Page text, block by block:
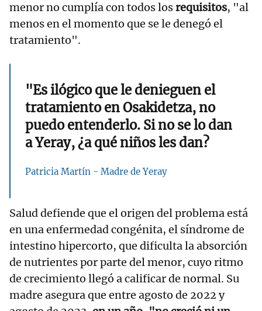
menor no cumplía con todos losrequisitos, "al
menos en el momento que se le denegó el
tratamiento".
"Es ilógico que le denieguen el
tratamiento en Osakidetza, no
puedo entenderlo. Si no se lo dan
a Yeray, ¿a qué niños les dan?
Patricia Martín - Madre de Yeray
Salud defiende que el origen del problema está
en una enfermedad congénita, el síndrome de
intestino hipercorto, que dificulta la absorción
de nutrientes por parte del menor, cuyo ritmo
de crecimiento llegó a calificar de normal. Su
madre asegura que entre agosto de 2022 y